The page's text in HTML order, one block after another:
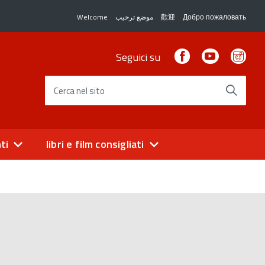
Welcome موضع ترحيب 歡迎 Добро пожаловать
Seguici su FacebookYoutube
Cerca nel sito
libri e film consigliati